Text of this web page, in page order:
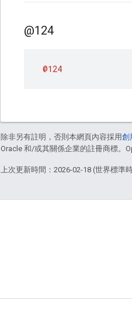
@124
@124
除非另有註明，否則本網頁內容採用創
Oracle 和/或其關係企業的註冊商標。
上次更新時間：2026-02-18 (世界標準時